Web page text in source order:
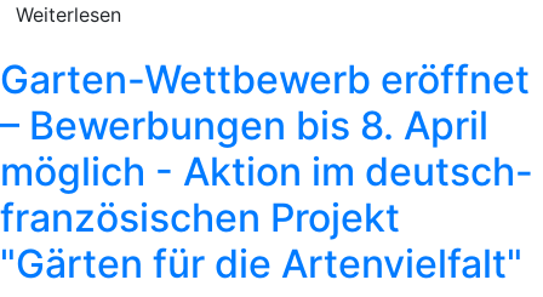
Weiterlesen
Garten-Wettbewerb eröffnet
– Bewerbungen bis 8. April
möglich - Aktion im deutsch-
französischen Projekt
"Gärten für die Artenvielfalt"